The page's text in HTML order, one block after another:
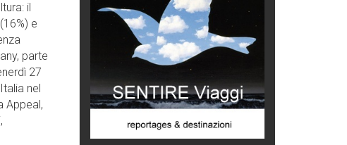
il
e
parte
27
nel
Appeal,
Chi è, e come difendersi dallo
scammer
di Mirta B. Bono
Mio nonno, salvato dai russi
Storie...di storia